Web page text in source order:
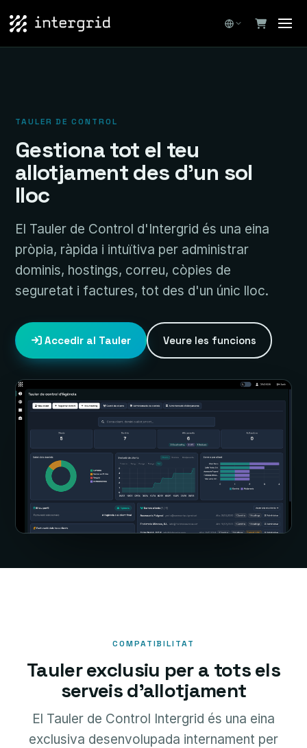
TAULER DE CONTROL
Gestiona tot el teu
allotjament des d'un sol
lloc
El Tauler de Control d'Intergrid és una eina
pròpia, ràpida i intuïtiva per administrar
dominis, hostings, correu, còpies de
seguretat i factures, tot des d'un únic lloc.
Accedir al Tauler Veure les funcions
COMPATIBILITAT
Tauler exclusiu per a tots els
serveis d'allotjament
El Tauler de Control Intergrid és una eina
exclusiva desenvolupada internament per